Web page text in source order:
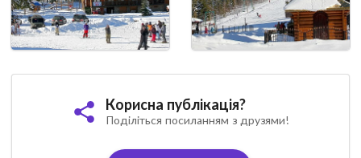
Корисна публікація?
Поділіться посиланням з друзями!